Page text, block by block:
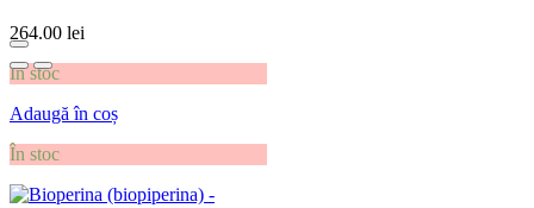
264.00 lei
În stoc
Adaugă în coș
În stoc